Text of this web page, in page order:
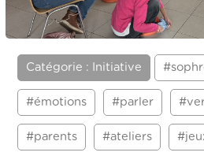
Catégorie : Initiative
#émotions #parler
#parents #ateliers